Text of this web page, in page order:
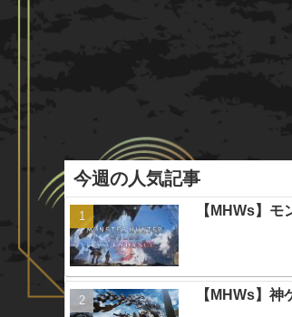
今週の人気記事
【MHWs】
【MHWs】